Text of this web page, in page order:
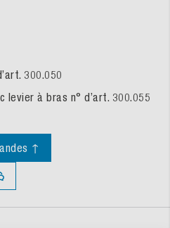
300.050
levier à bras n° d’art. 300.055
↑